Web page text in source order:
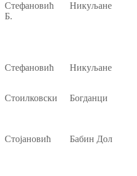
Стефановић
Б.
Никуљане
Стефановић
Никуљане
Стоилковски
Богданци
Стојановић
Бабин Дол